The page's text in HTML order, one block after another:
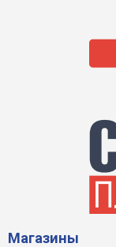
Магазины